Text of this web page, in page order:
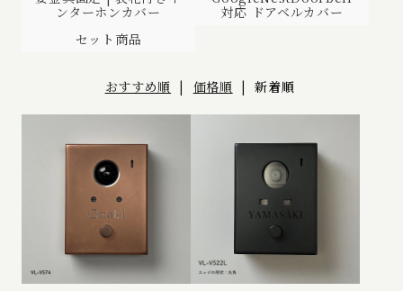
ンターホンカバー
対応 ドアベルカバー
セット商品
おすすめ順 | 価格順 |新着順